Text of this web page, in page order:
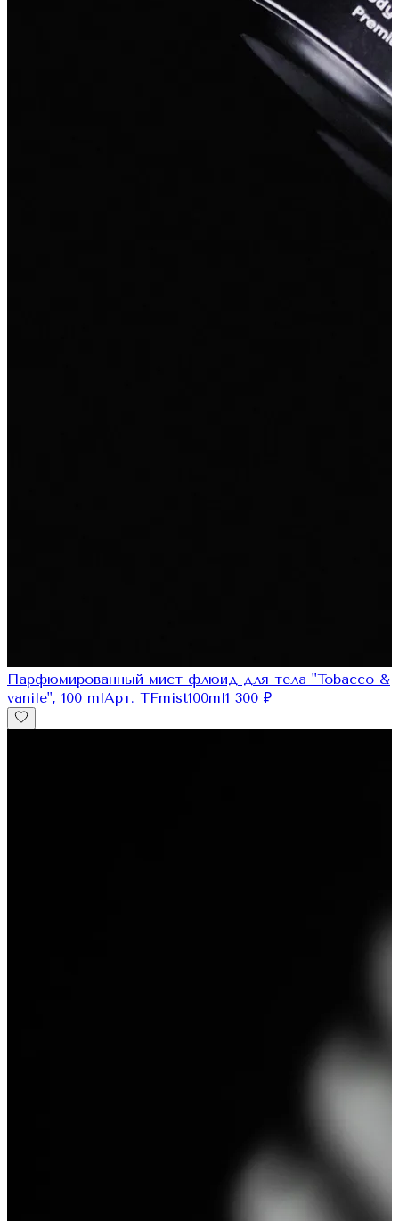
Парфюмированный мист-флюид для тела "Tobacco &
vanile", 100 mlАрт. TFmist100ml1 300 ₽